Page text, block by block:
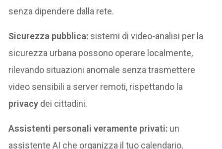
senza dipendere dalla rete.
Sicurezza pubblica: sistemi di video-analisi per la
sicurezza urbana possono operare localmente,
rilevando situazioni anomale senza trasmettere
video sensibili a server remoti, rispettando la
privacy dei cittadini.
Assistenti personali veramente privati: un
assistente AI che organizza il tuo calendario,